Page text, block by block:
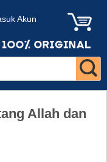
Akun
Allah dan